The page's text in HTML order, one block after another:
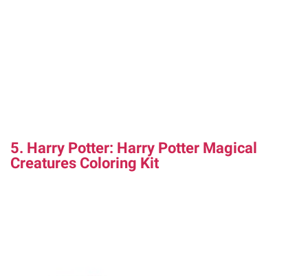
5. Harry Potter: Harry Potter Magical
Creatures Coloring Kit